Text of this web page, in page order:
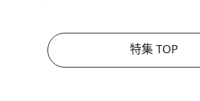
特集 TOP